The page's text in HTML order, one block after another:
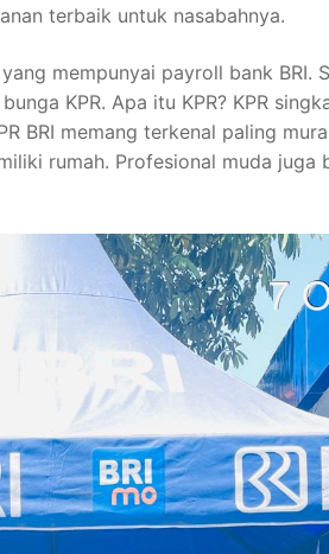
terbaik untuk nasabahnya.
mempunyai payroll bank BRI.
KPR. Apa itu KPR? KPR
BRI memang terkenal paling
rumah. Profesional muda juga